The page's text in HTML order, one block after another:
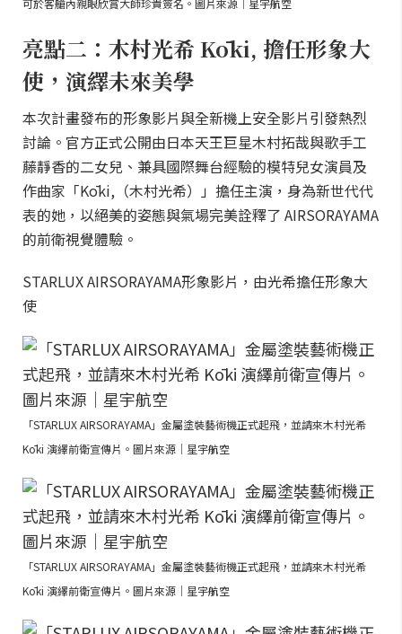
可於客艙內親眼欣賞大師珍貴簽名。圖片來源｜星宇航空
亮點二：木村光希 Kōki, 擔任形象大
使，演繹未來美學
本次計畫發布的形象影片與全新機上安全影片引發熱烈
討論。官方正式公開由日本天王巨星木村拓哉與歌手工
藤靜香的二女兒、兼具國際舞台經驗的模特兒女演員及
作曲家「Kōki,（木村光希）」擔任主演，身為新世代代
表的她，以絕美的姿態與氣場完美詮釋了 AIRSORAYAMA
的前衛視覺體驗。
STARLUX AIRSORAYAMA形象影片，由光希擔任形象大
使
「STARLUX AIRSORAYAMA」金屬塗裝藝術機正式起飛，並請來木村光希
Kōki 演繹前衛宣傳片。圖片來源｜星宇航空
「STARLUX AIRSORAYAMA」金屬塗裝藝術機正式起飛，並請來木村光希
Kōki 演繹前衛宣傳片。圖片來源｜星宇航空